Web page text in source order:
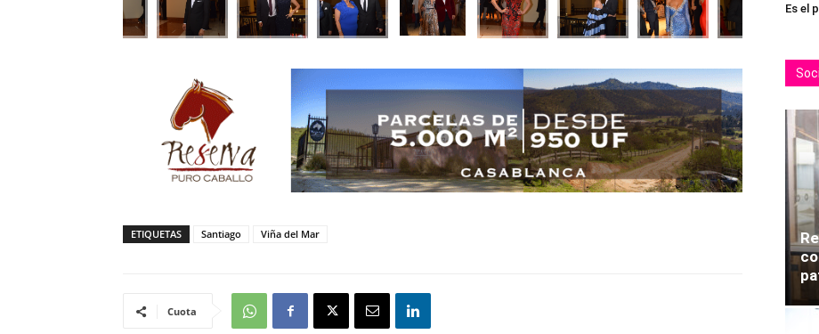
ETIQUETAS Santiago Viña del Mar
Cuota
Es el